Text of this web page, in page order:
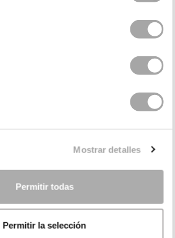
Mostrar detalles
Permitir todas
Permitir la selección
BRAUCHEN SIE HILFE?
UNTERNEHMEN